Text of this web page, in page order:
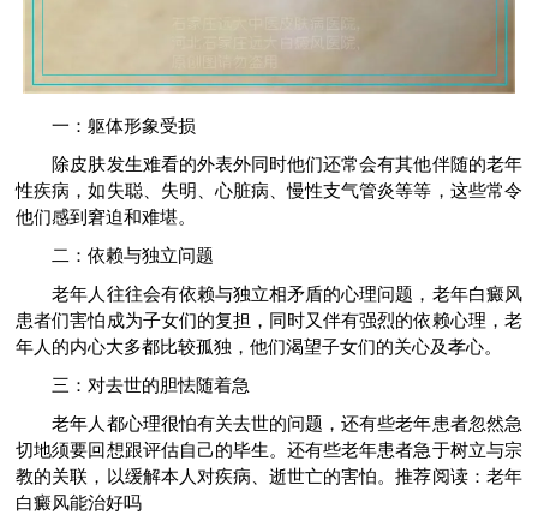
一：躯体形象受损
除皮肤发生难看的外表外同时他们还常会有其他伴随的老年
性疾病，如失聪、失明、心脏病、慢性支气管炎等等，这些常令
他们感到窘迫和难堪。
二：依赖与独立问题
老年人往往会有依赖与独立相矛盾的心理问题，老年白癜风
患者们害怕成为子女们的复担，同时又伴有强烈的依赖心理，老
年人的内心大多都比较孤独，他们渴望子女们的关心及孝心。
三：对去世的胆怯随着急
老年人都心理很怕有关去世的问题，还有些老年患者忽然急
切地须要回想跟评估自己的毕生。还有些老年患者急于树立与宗
教的关联，以缓解本人对疾病、逝世亡的害怕。推荐阅读：老年
白癜风能治好吗